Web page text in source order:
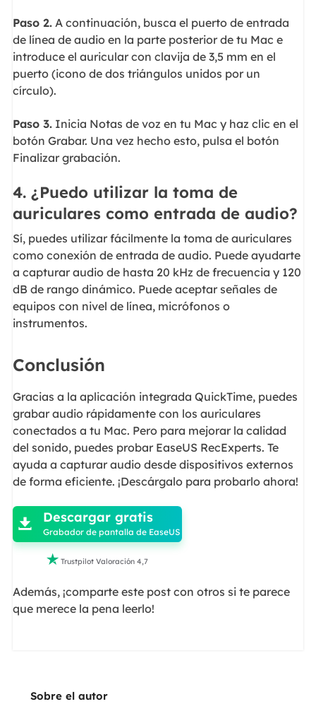
Paso 2.A continuación, busca el puerto de entrada
de línea de audio en la parte posterior de tu Mac e
introduce el auricular con clavija de 3,5 mm en el
puerto (icono de dos triángulos unidos por un
círculo).
Paso 3.Inicia Notas de voz en tu Mac y haz clic en el
botón Grabar. Una vez hecho esto, pulsa el botón
Finalizar grabación.
4. ¿Puedo utilizar la toma de
auriculares como entrada de audio?
Sí, puedes utilizar fácilmente la toma de auriculares
como conexión de entrada de audio. Puede ayudarte
a capturar audio de hasta 20 kHz de frecuencia y 120
dB de rango dinámico. Puede aceptar señales de
equipos con nivel de línea, micrófonos o
instrumentos.
Conclusión
Gracias a la aplicación integrada QuickTime, puedes
grabar audio rápidamente con los auriculares
conectados a tu Mac. Pero para mejorar la calidad
del sonido, puedes probar EaseUS RecExperts. Te
ayuda a capturar audio desde dispositivos externos
de forma eficiente. ¡Descárgalo para probarlo ahora!

 Descargar gratis
Grabador de pantalla de EaseUS
 Trustpilot Valoración 4,7
Además, ¡comparte este post con otros si te parece
que merece la pena leerlo!
Sobre el autor